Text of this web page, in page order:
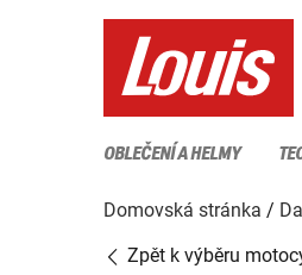
OBLEČENÍ A HELMY
Domovská stránka
Zpět k výběru